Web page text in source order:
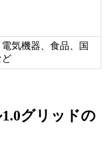
気機器、食品、国
ど
グリッドの